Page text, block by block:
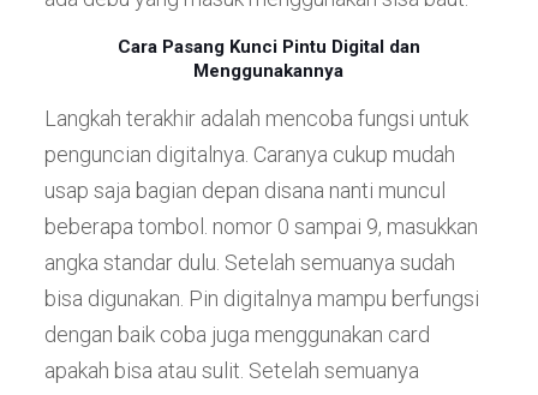
Cara Pasang Kunci Pintu Digital dan
Menggunakannya
Langkah terakhir adalah mencoba fungsi untuk
penguncian digitalnya. Caranya cukup mudah
usap saja bagian depan disana nanti muncul
beberapa tombol. nomor 0 sampai 9, masukkan
angka standar dulu. Setelah semuanya sudah
bisa digunakan. Pin digitalnya mampu berfungsi
dengan baik coba juga menggunakan card
apakah bisa atau sulit. Setelah semuanya